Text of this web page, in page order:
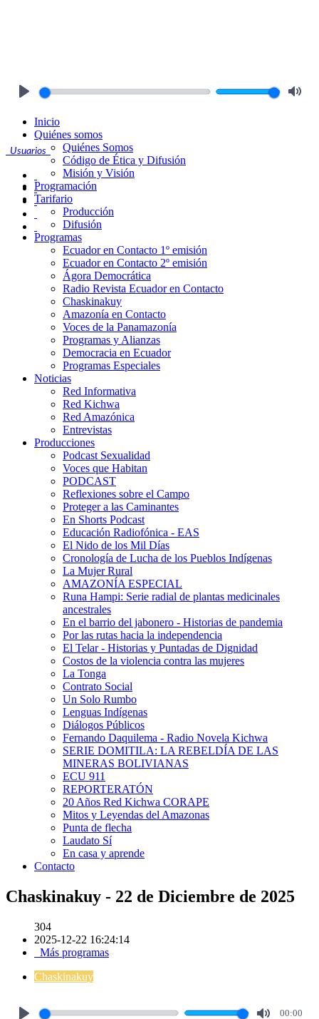
Usuarios
Inicio
Quiénes somos
Quiénes Somos
Código de Ética y Difusión
Misión y Visión
Programación
Tarifario
Producción
Difusión
Programas
Ecuador en Contacto 1º emisión
Ecuador en Contacto 2º emisión
Ágora Democrática
Radio Revista Ecuador en Contacto
Chaskinakuy
Amazonía en Contacto
Voces de la Panamazonía
Programas y Alianzas
Democracia en Ecuador
Programas Especiales
Noticias
Red Informativa
Red Kichwa
Red Amazónica
Entrevistas
Producciones
Podcast Sexualidad
Voces que Habitan
PODCAST
Reflexiones sobre el Campo
Proteger a las Caminantes
En Shorts Podcast
Educación Radiofónica - EAS
El Nido de los Mil Días
Cronología de Lucha de los Pueblos Indígenas
La Mujer Rural
AMAZONÍA ESPECIAL
Runa Hampi: Serie radial de plantas medicinales
ancestrales
En el barrio del jabonero - Historias de pandemia
Por las rutas hacia la independencia
El Telar - Historias y Puntadas de Dignidad
Costos de la violencia contra las mujeres
La Tonga
Contrato Social
Un Solo Rumbo
Lenguas Indígenas
Diálogos Públicos
Fernando Daquilema - Radio Novela Kichwa
SERIE DOMITILA: LA REBELDÍA DE LAS
MINERAS BOLIVIANAS
ECU 911
REPORTERATÓN
20 Años Red Kichwa CORAPE
Mitos y Leyendas del Amazonas
Punta de flecha
Laudato Sí
En casa y aprende
Contacto
Chaskinakuy - 22 de Diciembre de 2025
304
2025-12-22 16:24:14
Más programas
Chaskinakuy
00:00